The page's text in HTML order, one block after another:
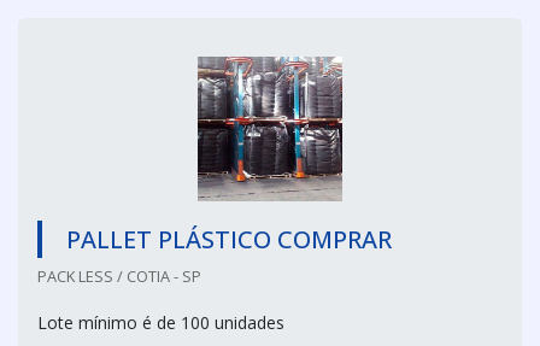
PALLET PLÁSTICO COMPRAR
PACK LESS / COTIA - SP
Lote mínimo é de 100 unidades